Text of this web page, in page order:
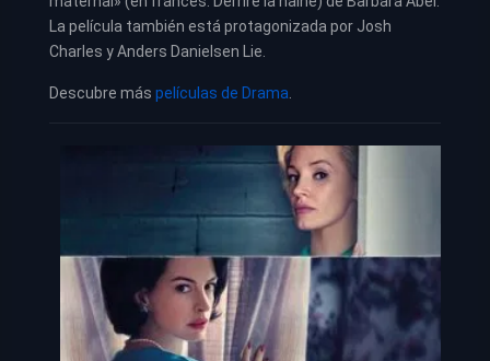
La película también está protagonizada por Josh
Charles y Anders Danielsen Lie.
Descubre más películas de Drama